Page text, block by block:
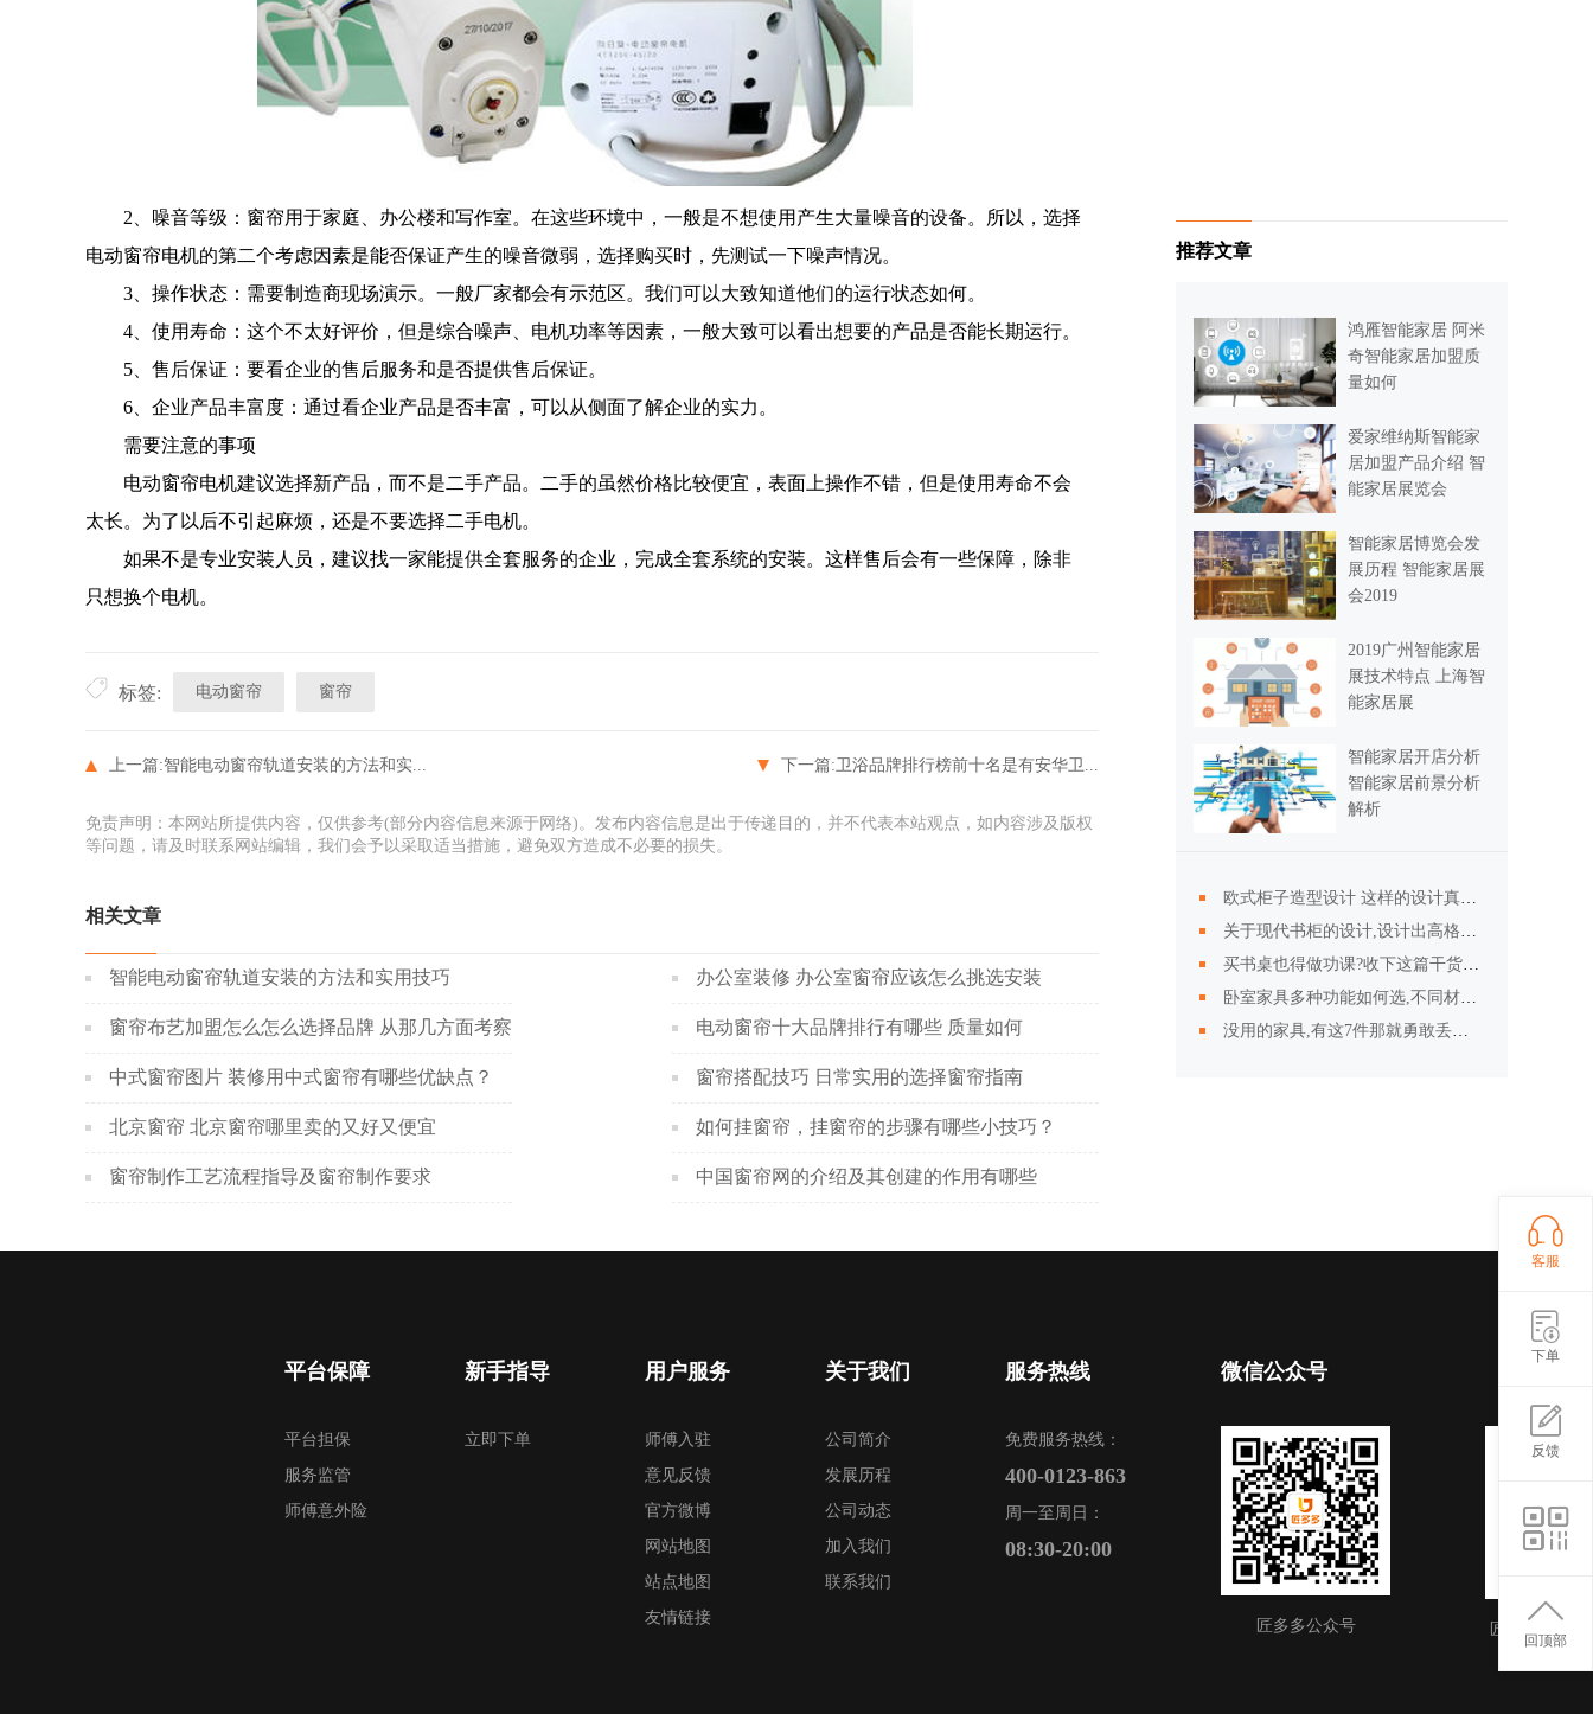
2、噪音等级：窗帘用于家庭、办公楼和写作室。在这些环境中，一般是不想使用产生大量噪音的设备。所以，选择
电动窗帘电机的第二个考虑因素是能否保证产生的噪音微弱，选择购买时，先测试一下噪声情况。
3、操作状态：需要制造商现场演示。一般厂家都会有示范区。我们可以大致知道他们的运行状态如何。
4、使用寿命：这个不太好评价，但是综合噪声、电机功率等因素，一般大致可以看出想要的产品是否能长期运行。
5、售后保证：要看企业的售后服务和是否提供售后保证。
6、企业产品丰富度：通过看企业产品是否丰富，可以从侧面了解企业的实力。
需要注意的事项
电动窗帘电机建议选择新产品，而不是二手产品。二手的虽然价格比较便宜，表面上操作不错，但是使用寿命不会
太长。为了以后不引起麻烦，还是不要选择二手电机。
如果不是专业安装人员，建议找一家能提供全套服务的企业，完成全套系统的安装。这样售后会有一些保障，除非
只想换个电机。
标签: 电动窗帘 窗帘
上一篇:智能电动窗帘轨道安装的方法和实... 下一篇:卫浴品牌排行榜前十名是有安华卫...
免责声明：本网站所提供内容，仅供参考(部分内容信息来源于网络)。发布内容信息是出于传递目的，并不代表本站观点，如内容涉及版权
等问题，请及时联系网站编辑，我们会予以采取适当措施，避免双方造成不必要的损失。
相关文章
智能电动窗帘轨道安装的方法和实用技巧 办公室装修 办公室窗帘应该怎么挑选安装
窗帘布艺加盟怎么怎么选择品牌 从那几方面考察 电动窗帘十大品牌排行有哪些 质量如何
中式窗帘图片 装修用中式窗帘有哪些优缺点？ 窗帘搭配技巧 日常实用的选择窗帘指南
北京窗帘 北京窗帘哪里卖的又好又便宜 如何挂窗帘，挂窗帘的步骤有哪些小技巧？
窗帘制作工艺流程指导及窗帘制作要求 中国窗帘网的介绍及其创建的作用有哪些
推荐文章
鸿雁智能家居 阿米
奇智能家居加盟质
量如何
爱家维纳斯智能家
居加盟产品介绍 智
能家居展览会
智能家居博览会发
展历程 智能家居展
会2019
2019广州智能家居
展技术特点 上海智
能家居展
智能家居开店分析
智能家居前景分析
解析
欧式柜子造型设计 这样的设计真是美呆了
买书桌也得做功课?收下这篇干货以备不时之需
卧室家具多种功能如何选,不同材质孰优劣
没用的家具,有这7件那就勇敢丢了吧
平台保障
平台担保
服务监管
师傅意外险
新手指导
立即下单
用户服务
师傅入驻
意见反馈
官方微博
网站地图
站点地图
友情链接
关于我们
公司简介
发展历程
公司动态
加入我们
联系我们
服务热线
免费服务热线：
400-0123-863
周一至周日：
08:30-20:00
微信公众号
匠多多公众号 匠多多APP（
客服
下单
反馈
回顶部